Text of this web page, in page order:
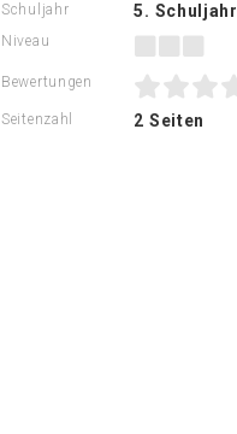
Schuljahr 5. Schuljahr
Niveau
Bewertungen
Seitenzahl 2 Seiten